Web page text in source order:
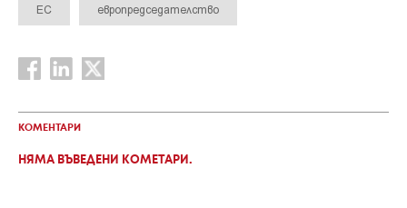
ЕС европредседателство
КОМЕНТАРИ
НЯМА ВЪВЕДЕНИ КОМЕТАРИ.